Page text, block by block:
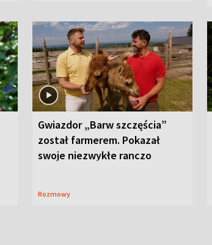
Gwiazdor „Barw szczęścia”
został farmerem. Pokazał
swoje niezwykłe ranczo
Rozmowy